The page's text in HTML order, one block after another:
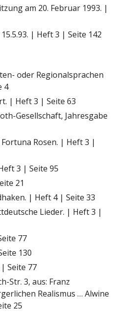
am 20. Februar 1993. |
| Heft 3 | Seite 142
oder Regionalsprachen
4
| Heft 3 | Seite 63
Gesellschaft, Jahresgabe
Fortuna Rosen. | Heft 3 |
3 | Seite 95
21
| Heft 4 | Seite 33
Lieder. | Heft 3 |
77
130
Seite 77
Str. 3, aus: Franz
Realismus … Alwine
25